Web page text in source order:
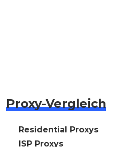
Proxy-Vergleich
🇩🇪 Residential Proxys
🇩🇪 ISP Proxys